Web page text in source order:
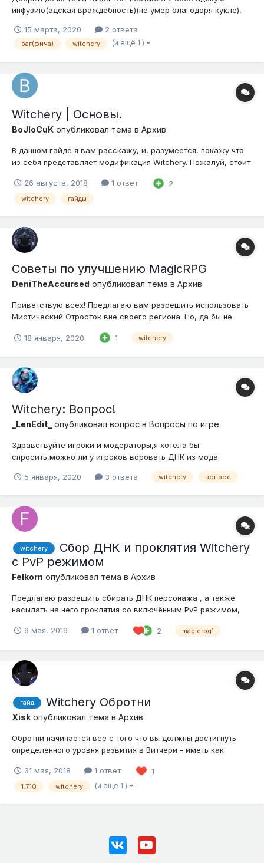
инфузию(адская враждебность)(не умер благодоря кукле),
и куда укажу. Её убили, и всё. Больше никого не могу
загипнотизировать. Просто никак. Я не гипнотизирую, а бью.
15 марта, 2020 2 ответа
баг(фича) witchery (и ещё 1 )
Witchery | Основы.
BoJloCuK опубликовал тема в Архив
В данном гайде я вам расскажу, и, разумеется, покажу что
из себя представляет модификация Witchery. Пожалуй, стоит
как сделаете ведьмину печь, нужно будет сделать алтарь, но
для его крафта нужно будет сделать дыхание богин...
26 августа, 2018 1 ответ 2
witchery гайды
Советы по улучшению MagicRPG
DeniTheAccursed опубликовал тема в Архив
Приветствую всех! Предлагаю вам разрешить использовать
Мистический Отросток вне своего региона. Но, да бы не
парочку Заклинаний. 1.Вверх, вверх, вверх, право, вниз.
18 января, 2020 1 witchery
Witchery: Вопрос!
_LenEdit_ опубликовал вопрос в Вопросы по игре
Здравствуйте игроки и модераторы,я хотела бы
спросить,можно ли у игроков воровать ДНК из мода
ответики)) ;3
5 января, 2020 3 ответа witchery вопрос
witchery
Сбор ДНК и проклятия Witchery
с PvP режимом
Felkorn опубликовал тема в Архив
Предлагаю разрешить сбирать ДНК персонажа , а также
насылать на него проклятия со включённым PvP режимом,
аспектов Witchery. Убрать проклятия из Witchery , это как
9 мая, 2019 1 ответ 2 magicrpg1
гайд Witchery Обротни
Xisk опубликовал тема в Архив
Обротни начинается все с того что вы должны достигнуть
определенного уровня развития в Витчери - иметь как
ритуал "проклятие волка" или "Curse of t...
31 мая, 2018 1 ответ 1
1.7.10 witchery (и ещё 1 )